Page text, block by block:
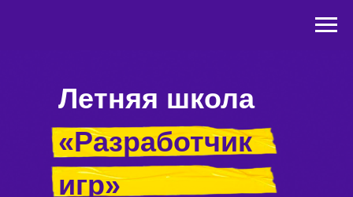
Летняя школа
«Разработчик
игр»